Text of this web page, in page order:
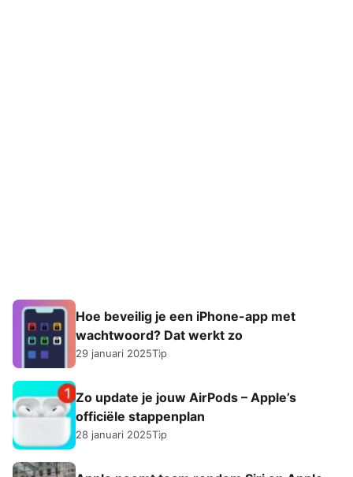
Hoe beveilig je een iPhone-app met
wachtwoord? Dat werkt zo
29 januari 2025Tip
Zo update je jouw AirPods – Apple’s
officiële stappenplan
28 januari 2025Tip